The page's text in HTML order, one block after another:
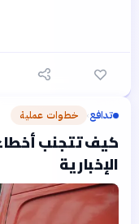
تدافع› خطوات عملية
كيف تتجنب
الإخبارية